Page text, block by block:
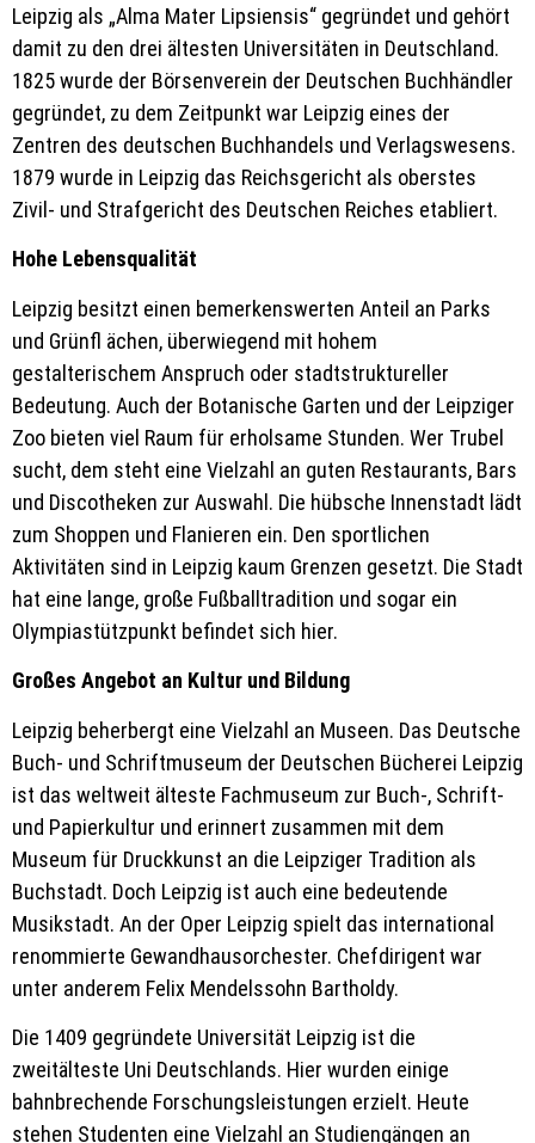
Leipzig als „Alma Mater Lipsiensis“ gegründet und gehört
damit zu den drei ältesten Universitäten in Deutschland.
1825 wurde der Börsenverein der Deutschen Buchhändler
gegründet, zu dem Zeitpunkt war Leipzig eines der
Zentren des deutschen Buchhandels und Verlagswesens.
1879 wurde in Leipzig das Reichsgericht als oberstes
Zivil- und Strafgericht des Deutschen Reiches etabliert.
Hohe Lebensqualität
Leipzig besitzt einen bemerkenswerten Anteil an Parks
und Grünﬂ ächen, überwiegend mit hohem
gestalterischem Anspruch oder stadtstruktureller
Bedeutung. Auch der Botanische Garten und der Leipziger
Zoo bieten viel Raum für erholsame Stunden. Wer Trubel
sucht, dem steht eine Vielzahl an guten Restaurants, Bars
und Discotheken zur Auswahl. Die hübsche Innenstadt lädt
zum Shoppen und Flanieren ein. Den sportlichen
Aktivitäten sind in Leipzig kaum Grenzen gesetzt. Die Stadt
hat eine lange, große Fußballtradition und sogar ein
Olympiastützpunkt beﬁndet sich hier.
Großes Angebot an Kultur und Bildung
Leipzig beherbergt eine Vielzahl an Museen. Das Deutsche
Buch- und Schriftmuseum der Deutschen Bücherei Leipzig
ist das weltweit älteste Fachmuseum zur Buch-, Schrift-
und Papierkultur und erinnert zusammen mit dem
Museum für Druckkunst an die Leipziger Tradition als
Buchstadt. Doch Leipzig ist auch eine bedeutende
Musikstadt. An der Oper Leipzig spielt das international
renommierte Gewandhausorchester. Chefdirigent war
unter anderem Felix Mendelssohn Bartholdy.
Die 1409 gegründete Universität Leipzig ist die
zweitälteste Uni Deutschlands. Hier wurden einige
bahnbrechende Forschungsleistungen erzielt. Heute
stehen Studenten eine Vielzahl an Studiengängen an